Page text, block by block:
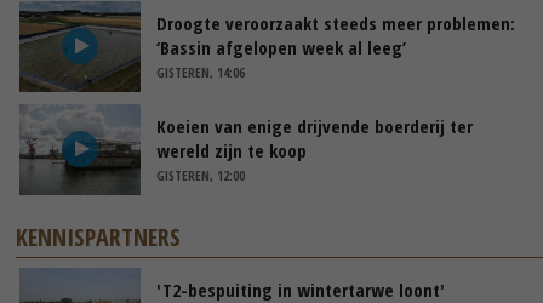
Droogte veroorzaakt steeds meer problemen:
‘Bassin afgelopen week al leeg’
GISTEREN, 14:06
Koeien van enige drijvende boerderij ter
wereld zijn te koop
GISTEREN, 12:00
KENNISPARTNERS
'T2-bespuiting in wintertarwe loont'